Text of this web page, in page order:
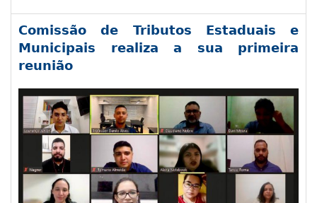
Comissão de Tributos Estaduais e
Municipais realiza a sua primeira
reunião